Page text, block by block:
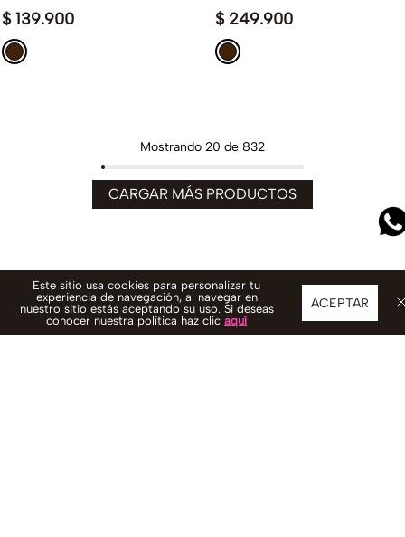
$ 139.900 $ 249.900
Mostrando 20 de 832
ACEPTAR
Este sitio usa cookies para personalizar tu
experiencia de navegación, al navegar en
nuestro sitio estás aceptando su uso. Si deseas
conocer nuestra política haz clic aquí